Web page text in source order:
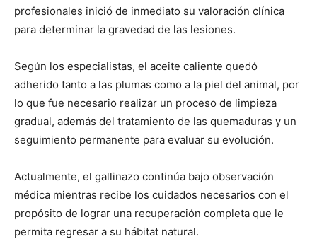
profesionales inició de inmediato su valoración clínica
para determinar la gravedad de las lesiones.
Según los especialistas, el aceite caliente quedó
adherido tanto a las plumas como a la piel del animal, por
lo que fue necesario realizar un proceso de limpieza
gradual, además del tratamiento de las quemaduras y un
seguimiento permanente para evaluar su evolución.
Actualmente, el gallinazo continúa bajo observación
médica mientras recibe los cuidados necesarios con el
propósito de lograr una recuperación completa que le
permita regresar a su hábitat natural.